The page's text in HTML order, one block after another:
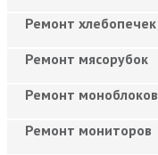
Ремонт хлебопечек
Ремонт мясорубок
Ремонт моноблоков
Ремонт мониторов